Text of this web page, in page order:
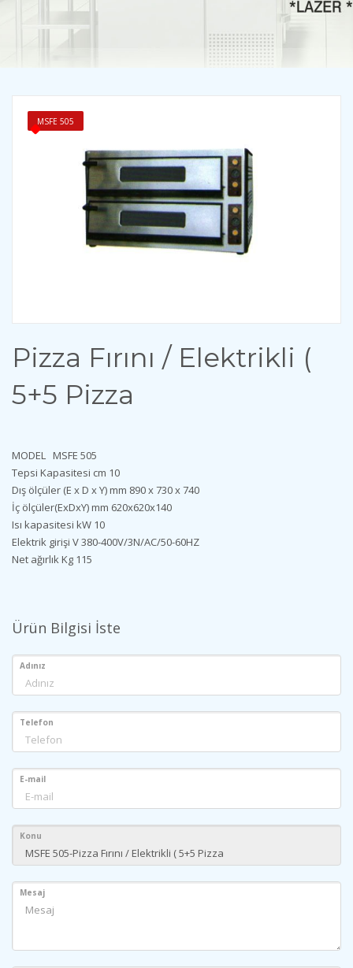
MSFE 505
Pizza Fırını / Elektrikli (
5+5 Pizza
MODEL MSFE 505
Tepsi Kapasitesi cm 10
Dış ölçüler (E x D x Y)mm 890 x 730 x 740
İç ölçüler(ExDxY)mm 620x620x140
Isı kapasitesi kW 10
Elektrik girişi V380-400V/3N/AC/50-60HZ
Net ağırlıkKg 115
Ürün Bilgisi İste
Adınız
Telefon
E-mail
Konu
Mesaj